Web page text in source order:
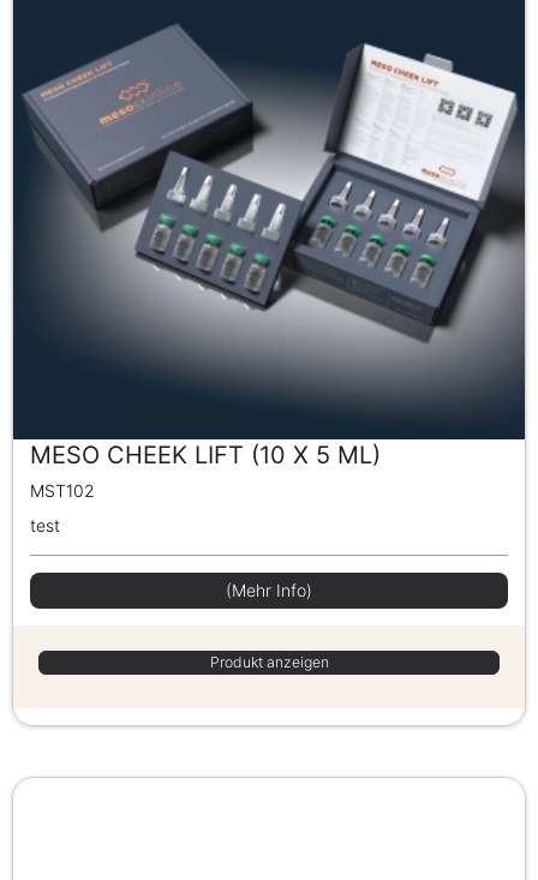
MESO CHEEK LIFT (10 X 5 ML)
MST102
test
(Mehr Info)
Produkt anzeigen